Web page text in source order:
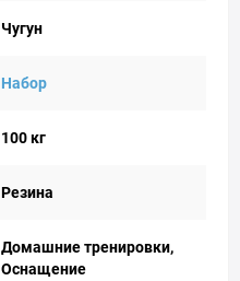
Чугун
Набор
100 кг
Резина
Домашние тренировки,
Оснащение